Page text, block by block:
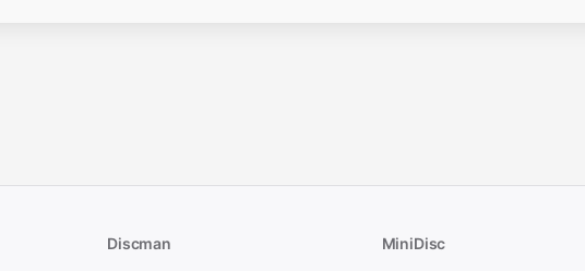
Discman MiniDisc